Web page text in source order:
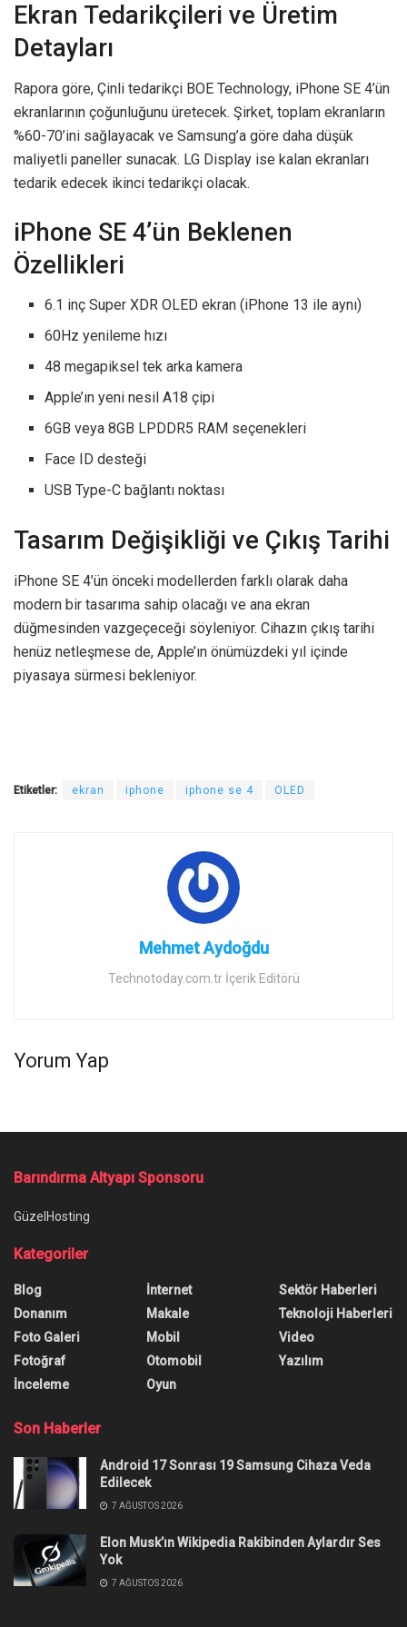
Ekran Tedarikçileri ve Üretim
Detayları
Rapora göre, Çinli tedarikçi BOE Technology, iPhone SE 4’ün
ekranlarının çoğunluğunu üretecek. Şirket, toplam ekranların
%60-70’ini sağlayacak ve Samsung’a göre daha düşük
maliyetli paneller sunacak. LG Display ise kalan ekranları
tedarik edecek ikinci tedarikçi olacak.
iPhone SE 4’ün Beklenen
Özellikleri
6.1 inç Super XDR OLED ekran (iPhone 13 ile aynı)
60Hz yenileme hızı
48 megapiksel tek arka kamera
Apple’ın yeni nesil A18 çipi
6GB veya 8GB LPDDR5 RAM seçenekleri
Face ID desteği
USB Type-C bağlantı noktası
Tasarım Değişikliği ve Çıkış Tarihi
iPhone SE 4’ün önceki modellerden farklı olarak daha
modern bir tasarıma sahip olacağı ve ana ekran
düğmesinden vazgeçeceği söyleniyor. Cihazın çıkış tarihi
henüz netleşmese de, Apple’ın önümüzdeki yıl içinde
piyasaya sürmesi bekleniyor.
Etiketler: ekran iphone iphone se 4 OLED
Mehmet Aydoğdu
Technotoday.com.tr İçerik Editörü
Yorum Yap
Barındırma Altyapı Sponsoru
GüzelHosting
Kategoriler
Blog
Donanım
Foto Galeri
Fotoğraf
İnceleme
İnternet
Makale
Mobil
Otomobil
Oyun
Sektör Haberleri
Teknoloji Haberleri
Video
Yazılım
Son Haberler
Android 17 Sonrası 19 Samsung Cihaza Veda
Edilecek
7 AĞUSTOS 2026
Elon Musk’ın Wikipedia Rakibinden Aylardır Ses
Yok
7 AĞUSTOS 2026